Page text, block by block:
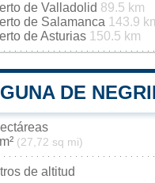
de Valladolid 89.5 km
de Salamanca 143.9
de Asturias 150.5 km
DE
(27,72 sq mi)
de altitud